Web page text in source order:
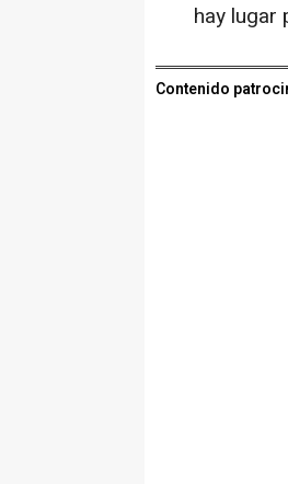
hay lugar
Contenido